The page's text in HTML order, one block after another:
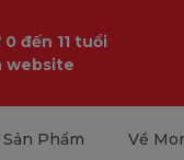
đến 11 tuổi
website
Sản Phẩm Về